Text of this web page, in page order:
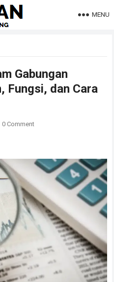
MENU
Gabungan
Fungsi, dan Cara
0 Comment